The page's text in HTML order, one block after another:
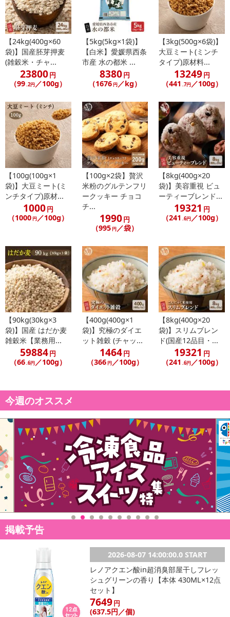
【24kg(400g×60
袋)】国産胚芽押麦
(雑穀米・チャ...
23800円
（99.2円／100g）
【5kg(5kg×1袋)】
【白米】愛媛県西条
市産 水の都米 ...
8380円
（1676 円／kg）
【3kg(500g×6袋)】
大豆ミート(ミンチ
タイプ)原材料...
13249円
（441 .7円／100g）
【100g(100g×1
袋)】大豆ミート(ミ
ンチタイプ)原材...
1000円
（1000 円／100g）
【100g×2袋】贅沢
米粉のグルテンフリ
ークッキー チョコ
チ...
1990円
（995 円／袋）
【8kg(400g×20
袋)】美容重視 ビュ
ーティーブレンド...
19321 円
（241 .6円／100g）
【90kg(30kg×3
袋)】国産 はだか麦
雑穀米【業務用...
59884円
（66.6円 ／100g）
【400g(400g×1
袋)】究極のダイエ
ット雑穀 (チャッ...
1464円
（366 円／100g）
【8kg(400g×20
袋)】スリムブレン
ド(国産12品目・...
19321 円
（241 .6円／100g）
今週のオススメ
掲載予告
2026-08-07 14:00:00.0 START
レノアクエン酸in超消臭部屋干しフレッ
シュグリーンの香り【本体 430ML×12点
セット】
7649円
(637.5円 ／個)